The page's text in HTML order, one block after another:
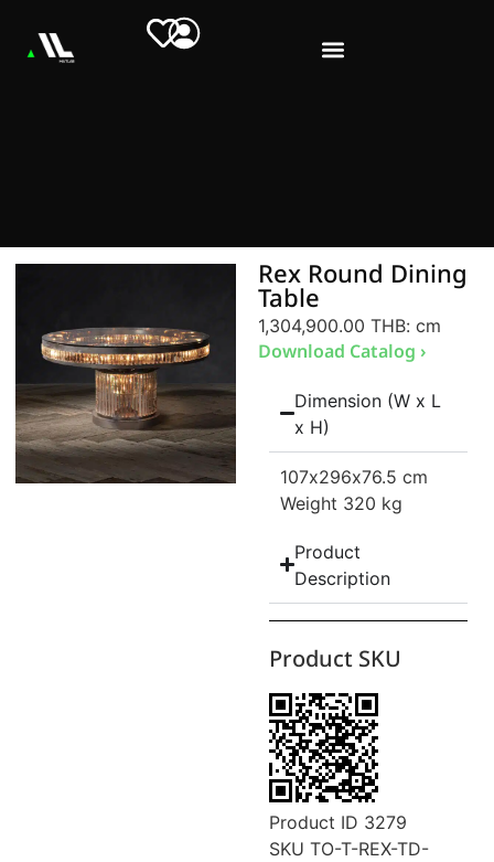
Rex Round Dining
Table
1,304,900.00 THB: cm
Download Catalog ›
Dimension (W x L
x H)
107x296x76.5 cm
Weight 320 kg
Product
Description
Product SKU
Product ID 3279
SKU TO-T-REX-TD-